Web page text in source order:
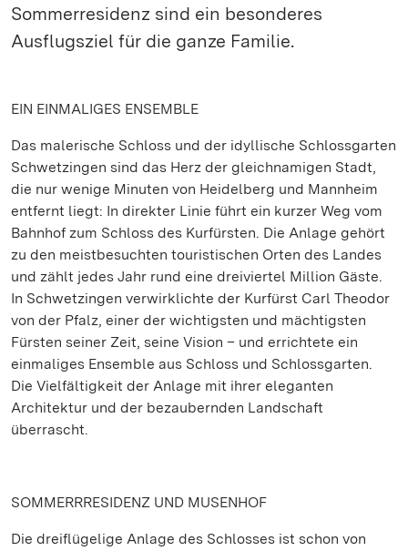
Sommerresidenz sind ein besonderes
Ausflugsziel für die ganze Familie.
EIN EINMALIGES ENSEMBLE
Das malerische Schloss und der idyllische Schlossgarten
Schwetzingen sind das Herz der gleichnamigen Stadt,
die nur wenige Minuten von Heidelberg und Mannheim
entfernt liegt: In direkter Linie führt ein kurzer Weg vom
Bahnhof zum Schloss des Kurfürsten. Die Anlage gehört
zu den meistbesuchten touristischen Orten des Landes
und zählt jedes Jahr rund eine dreiviertel Million Gäste.
In Schwetzingen verwirklichte der Kurfürst Carl Theodor
von der Pfalz, einer der wichtigsten und mächtigsten
Fürsten seiner Zeit, seine Vision – und errichtete ein
einmaliges Ensemble aus Schloss und Schlossgarten.
Die Vielfältigkeit der Anlage mit ihrer eleganten
Architektur und der bezaubernden Landschaft
überrascht.
SOMMERRRESIDENZ UND MUSENHOF
Die dreiflügelige Anlage des Schlosses ist schon von